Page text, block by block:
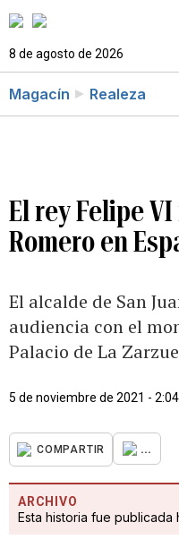
8 de agosto de 2026
Magacín Realeza
El rey Felipe
Romero en
El alcalde de San
audiencia con el
Palacio de La
5 de noviembre de 2021 -
COMPARTIR ...
ARCHIVO
Esta historia fue publicada